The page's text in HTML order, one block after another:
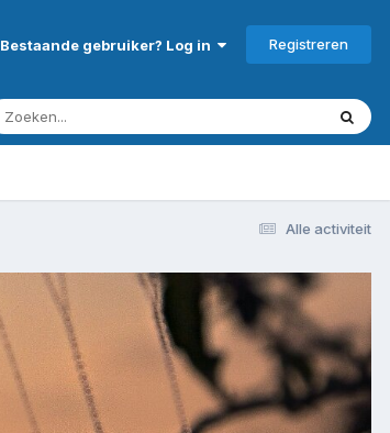
Bestaande gebruiker? Log in Registreren
Alle activiteit